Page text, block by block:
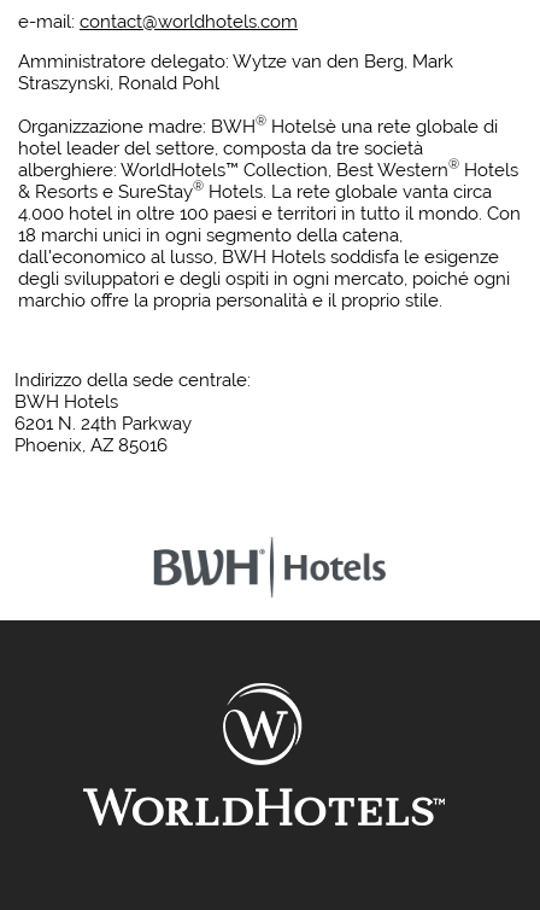
e-mail: contact@worldhotels.com
Amministratore delegato: Wytze van den Berg, Mark
Straszynski, Ronald Pohl
Organizzazione madre: BWH® Hotelsè una rete globale di
hotel leader del settore, composta da tre società
alberghiere: WorldHotels™ Collection, Best Western® Hotels
& Resorts e SureStay® Hotels. La rete globale vanta circa
4.000 hotel in oltre 100 paesi e territori in tutto il mondo. Con
18 marchi unici in ogni segmento della catena,
dall'economico al lusso, BWH Hotels soddisfa le esigenze
degli sviluppatori e degli ospiti in ogni mercato, poiché ogni
marchio offre la propria personalità e il proprio stile.
Indirizzo della sede centrale:
BWH Hotels
6201 N. 24th Parkway
Phoenix, AZ 85016